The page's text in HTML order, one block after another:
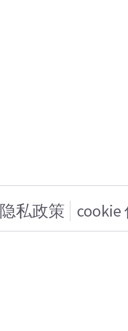
隐私政策 cookie